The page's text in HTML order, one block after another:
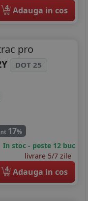
4 Adauga in cos
pro
DOT 25
17%
In stoc - peste 12 buc
livrare 5/7 zile
4 Adauga in cos